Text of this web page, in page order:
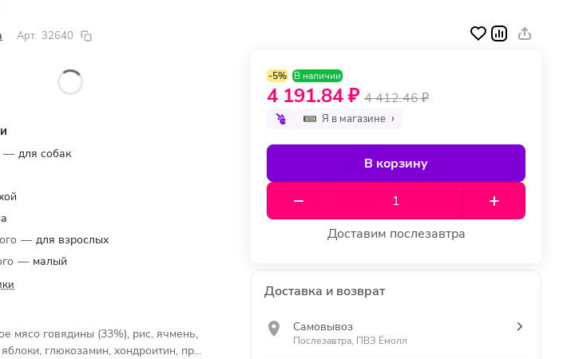
Арт. 32640
— для собак
— для взрослых
— малый
мясо говядины (33%), рис, ячмень,
глюкозамин, хондроитин, пр...
-5% В наличии
4 191.84 ₽ 4 412.46 ₽
Я в магазине
В корзину
Доставим послезавтра
Доставка и возврат
Самовывоз
Послезавтра, ПВЗ Ёмолл